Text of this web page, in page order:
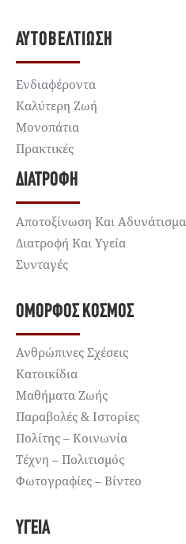
ΑΥΤΟΒΕΛΤΊΩΣΗ
Ενδιαφέροντα
Καλύτερη Ζωή
Μονοπάτια
Πρακτικές
ΔΙΑΤΡΟΦΉ
Αποτοξίνωση Και Αδυνάτισμα
Διατροφή Και Υγεία
Συνταγές
ΌΜΟΡΦΟΣ ΚΌΣΜΟΣ
Ανθρώπινες Σχέσεις
Κατοικίδια
Μαθήματα Ζωής
Παραβολές & Ιστορίες
Πολίτης – Κοινωνία
Τέχνη – Πολιτισμός
Φωτογραφίες – Βίντεο
ΥΓΕΊΑ